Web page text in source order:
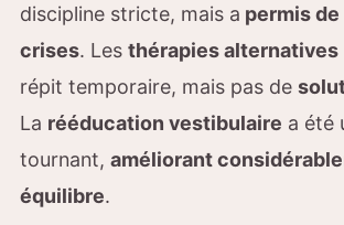
discipline stricte, mais a permis
crises. Les thérapies alternatives
répit temporaire, mais pas de
La rééducation vestibulaire a été
tournant, améliorant
équilibre.